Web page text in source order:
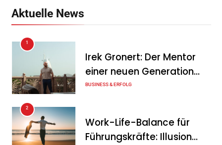
Mitarbeitergespräch pro
Jahr nichts verändert – und
was stattdessen
Verbindlichkeit schafft
Tanja Schiller 7. August 2026
Aktuelle News
1
Irek Gronert: Der Mentor
einer neuen Generation
von Unternehmern
BUSINESS & ERFOLG
2
Work-Life-Balance für
Führungskräfte: Illusion